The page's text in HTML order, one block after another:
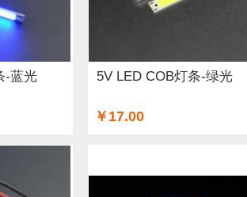
-蓝光 5V LED COB灯条-绿光
￥17.00